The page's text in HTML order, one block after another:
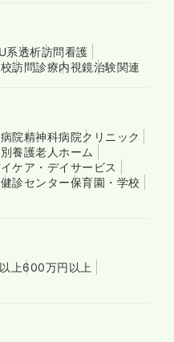
系透析訪問看護
訪問診療内視鏡治験関連
院精神科病院クリニック
養護老人ホーム
ケア・デイサービス
健診センター保育園・学校
上600万円以上